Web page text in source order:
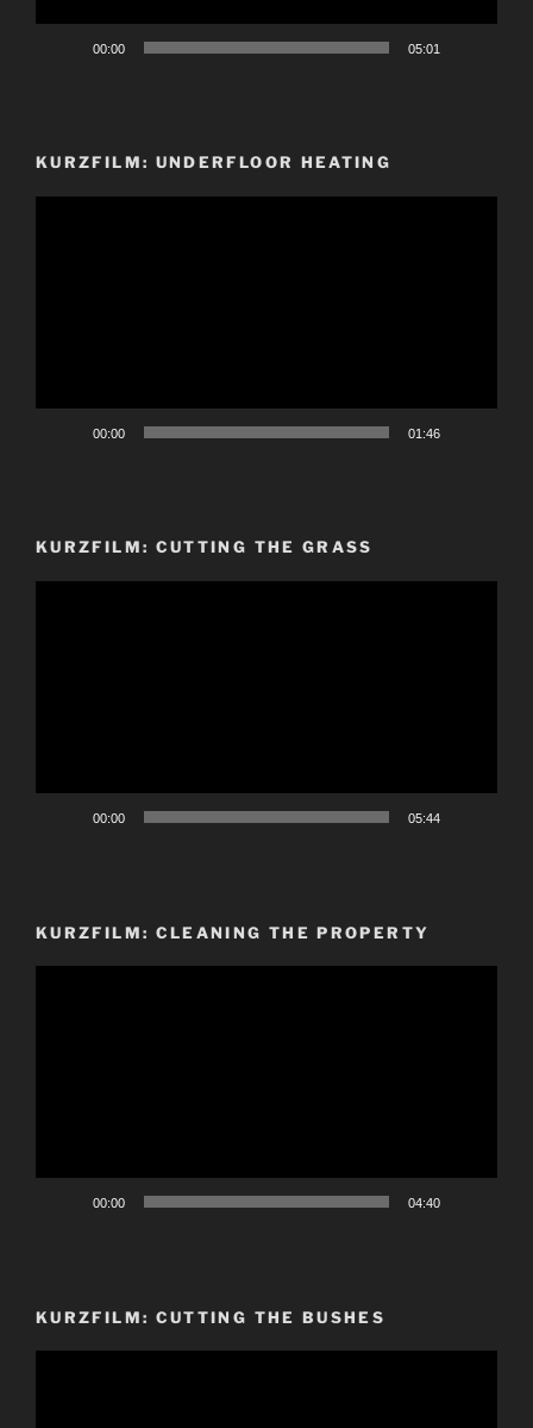
00:00 05:01
KURZFILM: UNDERFLOOR HEATING
00:00 01:46
KURZFILM: CUTTING THE GRASS
00:00 05:44
KURZFILM: CLEANING THE PROPERTY
00:00 04:40
KURZFILM: CUTTING THE BUSHES